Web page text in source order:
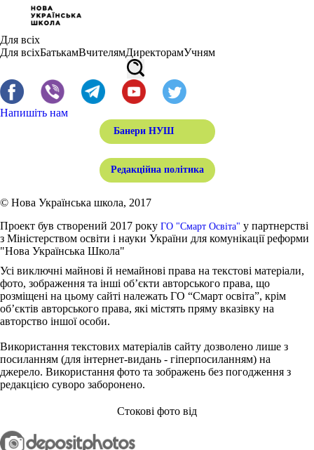
Для всіх
Для всіхБатькамВчителямДиректорамУчням
Напишіть нам
Банери НУШ
Редакційна політика
© Нова Українська школа, 2017
Проект був створений 2017 року ГО "Смарт Освіта" у партнерстві
з Міністерством освіти і науки України для комунікації реформи
"Нова Українська Школа"
Усі виключні майнові й немайнові права на текстові матеріали,
фото, зображення та інші об’єкти авторського права, що
розміщені на цьому сайті належать ГО “Смарт освіта”, крім
об’єктів авторського права, які містять пряму вказівку на
авторство іншої особи.
Використання текстових матеріалів сайту дозволено лише з
посиланням (для інтернет-видань - гіперпосиланням) на
джерело. Використання фото та зображень без погодження з
редакцією суворо заборонено.
Стокові фото від